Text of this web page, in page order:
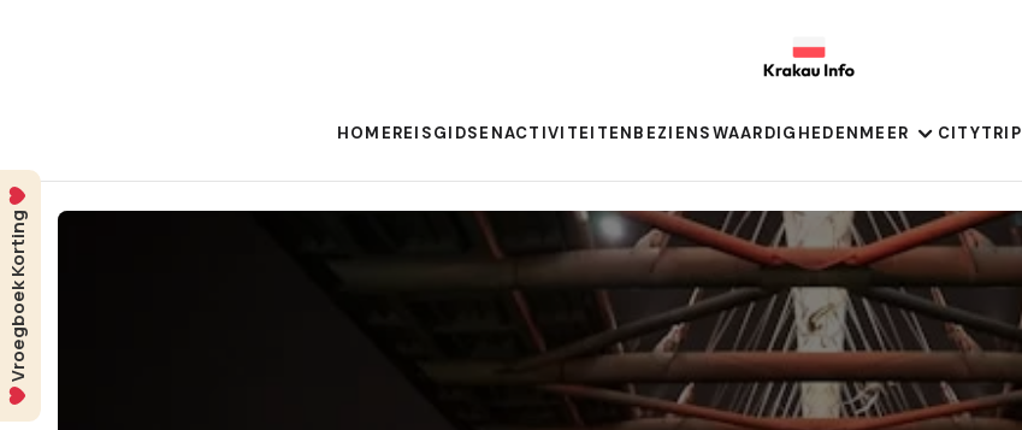
HOMEREISGIDSENACTIVITEITENBEZIENSWAARDIGHEDENMEER CITYTRIP
Vroegboek Korting